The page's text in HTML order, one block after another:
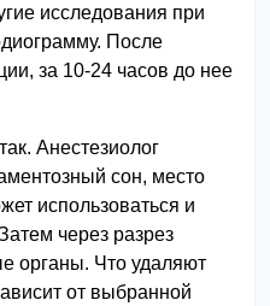
исследования при
После
за 10-24 часов до нее
Анестезиолог
сон, место
использоваться и
через разрез
органы. Что удаляют
от выбранной